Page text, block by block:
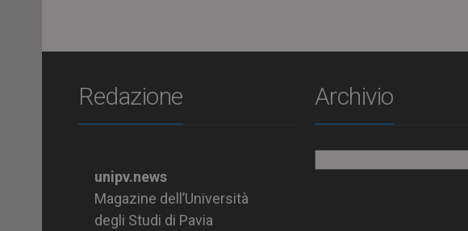
Redazione
unipv.news
Magazine dell’Università
degli Studi di Pavia
Archivio